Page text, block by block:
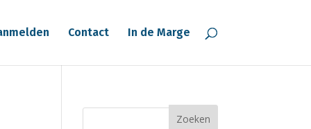
Contact In de Marge